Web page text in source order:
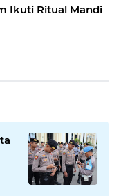
Ikuti Ritual Mandi